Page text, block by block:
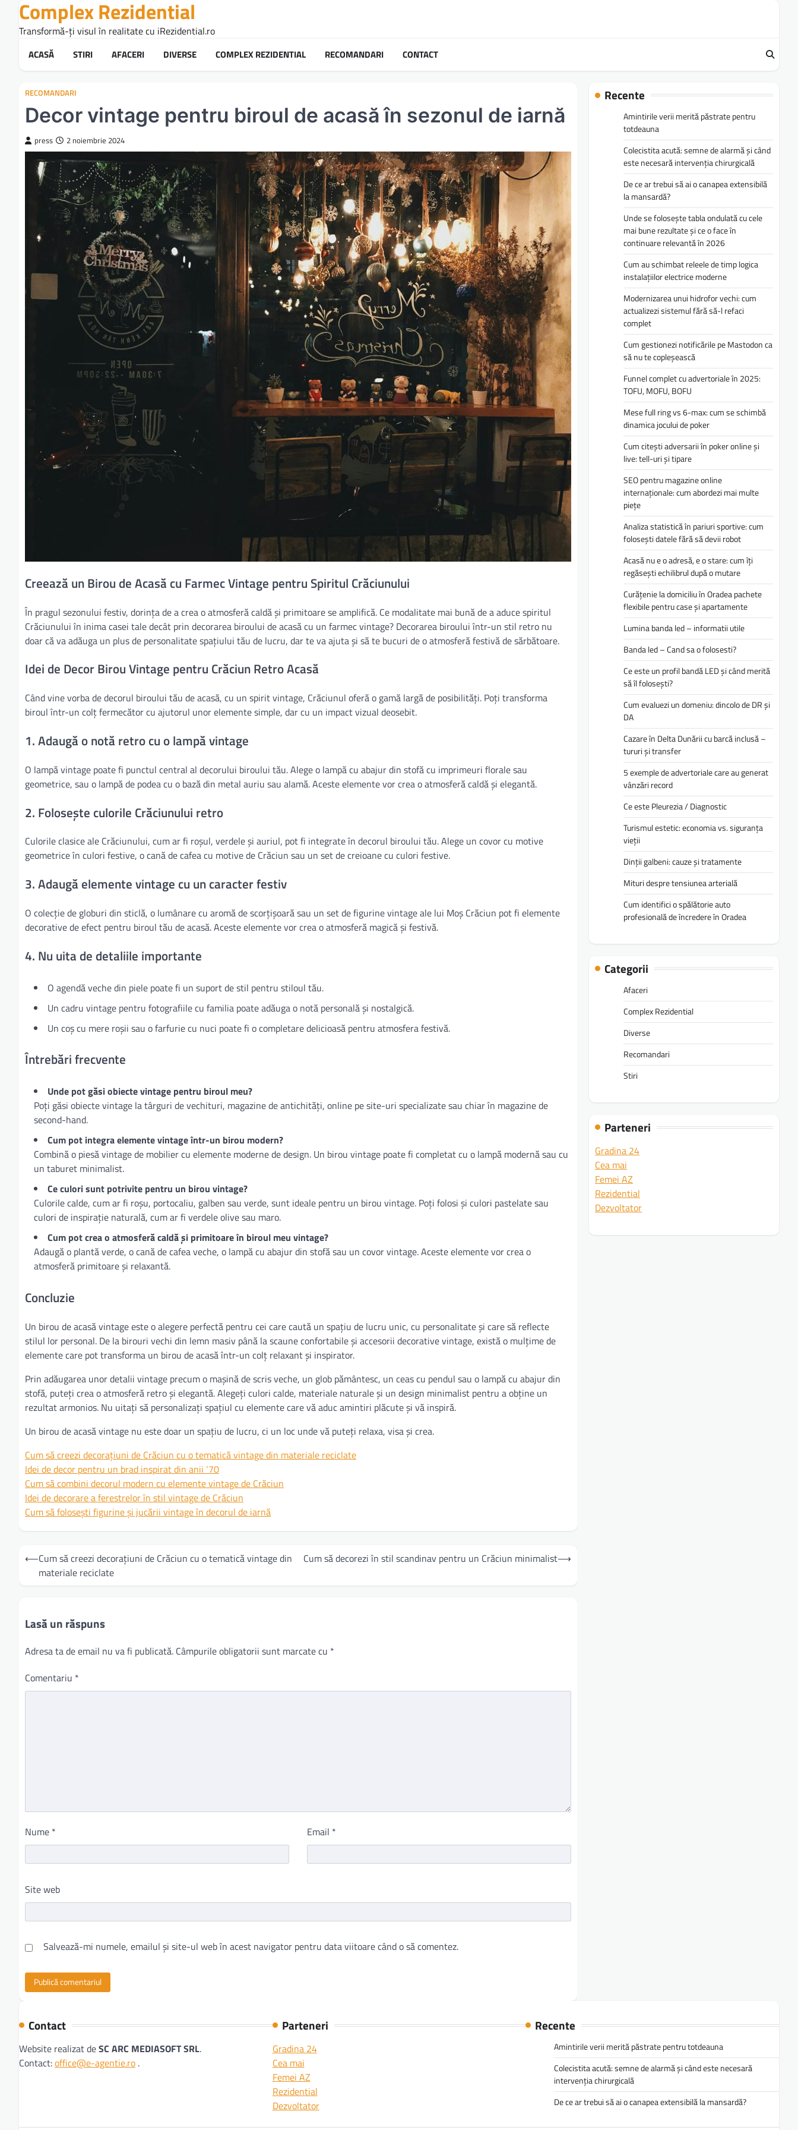
content
Complex Rezidential
Transformă-ți visul în realitate cu iRezidential.ro
ACASĂ STIRI AFACERI DIVERSE COMPLEX REZIDENTIAL RECOMANDARI CONTACT
RECOMANDARI
Decor vintage pentru biroul de acasă în sezonul de iarnă
press 2 noiembrie 2024
Creează un Birou de Acasă cu Farmec Vintage pentru Spiritul Crăciunului
În pragul sezonului festiv, dorința de a crea o atmosferă caldă și primitoare se amplifică. Ce modalitate mai bună de a aduce spiritul
Crăciunului în inima casei tale decât prin decorarea biroului de acasă cu un farmec vintage? Decorarea biroului într-un stil retro nu
doar că va adăuga un plus de personalitate spațiului tău de lucru, dar te va ajuta și să te bucuri de o atmosferă festivă de sărbătoare.
Idei de Decor Birou Vintage pentru Crăciun Retro Acasă
Când vine vorba de decorul biroului tău de acasă, cu un spirit vintage, Crăciunul oferă o gamă largă de posibilități. Poți transforma
biroul într-un colț fermecător cu ajutorul unor elemente simple, dar cu un impact vizual deosebit.
1. Adaugă o notă retro cu o lampă vintage
O lampă vintage poate fi punctul central al decorului biroului tău. Alege o lampă cu abajur din stofă cu imprimeuri florale sau
geometrice, sau o lampă de podea cu o bază din metal auriu sau alamă. Aceste elemente vor crea o atmosferă caldă și elegantă.
2. Folosește culorile Crăciunului retro
Culorile clasice ale Crăciunului, cum ar fi roșul, verdele și auriul, pot fi integrate în decorul biroului tău. Alege un covor cu motive
geometrice în culori festive, o cană de cafea cu motive de Crăciun sau un set de creioane cu culori festive.
3. Adaugă elemente vintage cu un caracter festiv
O colecție de globuri din sticlă, o lumânare cu aromă de scorțișoară sau un set de figurine vintage ale lui Moș Crăciun pot fi elemente
decorative de efect pentru biroul tău de acasă. Aceste elemente vor crea o atmosferă magică și festivă.
4. Nu uita de detaliile importante
O agendă veche din piele poate fi un suport de stil pentru stiloul tău.
Un cadru vintage pentru fotografiile cu familia poate adăuga o notă personală și nostalgică.
Un coș cu mere roșii sau o farfurie cu nuci poate fi o completare delicioasă pentru atmosfera festivă.
Întrebări frecvente
Unde pot găsi obiecte vintage pentru biroul meu?
Poți găsi obiecte vintage la târguri de vechituri, magazine de antichități, online pe site-uri specializate sau chiar în magazine de
second-hand.
Cum pot integra elemente vintage într-un birou modern?
Combină o piesă vintage de mobilier cu elemente moderne de design. Un birou vintage poate fi completat cu o lampă modernă sau cu
un taburet minimalist.
Ce culori sunt potrivite pentru un birou vintage?
Culorile calde, cum ar fi roșu, portocaliu, galben sau verde, sunt ideale pentru un birou vintage. Poți folosi și culori pastelate sau
culori de inspirație naturală, cum ar fi verdele olive sau maro.
Cum pot crea o atmosferă caldă și primitoare în biroul meu vintage?
Adaugă o plantă verde, o cană de cafea veche, o lampă cu abajur din stofă sau un covor vintage. Aceste elemente vor crea o
atmosferă primitoare și relaxantă.
Concluzie
Un birou de acasă vintage este o alegere perfectă pentru cei care caută un spațiu de lucru unic, cu personalitate și care să reflecte
stilul lor personal. De la birouri vechi din lemn masiv până la scaune confortabile și accesorii decorative vintage, există o mulțime de
elemente care pot transforma un birou de acasă într-un colț relaxant și inspirator.
Prin adăugarea unor detalii vintage precum o mașină de scris veche, un glob pământesc, un ceas cu pendul sau o lampă cu abajur din
stofă, puteți crea o atmosferă retro și elegantă. Alegeți culori calde, materiale naturale și un design minimalist pentru a obține un
rezultat armonios. Nu uitați să personalizați spațiul cu elemente care vă aduc amintiri plăcute și vă inspiră.
Un birou de acasă vintage nu este doar un spațiu de lucru, ci un loc unde vă puteți relaxa, visa și crea.
Cum să creezi decorațiuni de Crăciun cu o tematică vintage din materiale reciclate
Idei de decor pentru un brad inspirat din anii ‘70
Cum să combini decorul modern cu elemente vintage de Crăciun
Idei de decorare a ferestrelor în stil vintage de Crăciun
Cum să folosești figurine și jucării vintage în decorul de iarnă
Navigare
articole
⟵Cum să creezi decorațiuni de Crăciun cu o tematică vintage din
materiale reciclate
Cum să decorezi în stil scandinav pentru un Crăciun minimalist⟶
Lasă un răspuns
Adresa ta de email nu va fi publicată. Câmpurile obligatorii sunt marcate cu *
Comentariu *
Nume * Email *
Site web
Salvează-mi numele, emailul și site-ul web în acest navigator pentru data viitoare când o să comentez.
Recente
Amintirile verii merită păstrate pentru
totdeauna
Colecistita acută: semne de alarmă și când
este necesară intervenția chirurgicală
De ce ar trebui să ai o canapea extensibilă
la mansardă?
Unde se folosește tabla ondulată cu cele
mai bune rezultate și ce o face în
continuare relevantă în 2026
Cum au schimbat releele de timp logica
instalațiilor electrice moderne
Modernizarea unui hidrofor vechi: cum
actualizezi sistemul fără să-l refaci
complet
Cum gestionezi notificările pe Mastodon ca
să nu te copleșească
Funnel complet cu advertoriale în 2025:
TOFU, MOFU, BOFU
Mese full ring vs 6-max: cum se schimbă
dinamica jocului de poker
Cum citești adversarii în poker online și
live: tell-uri și tipare
SEO pentru magazine online
internaționale: cum abordezi mai multe
piețe
Analiza statistică în pariuri sportive: cum
folosești datele fără să devii robot
Acasă nu e o adresă, e o stare: cum îți
regăsești echilibrul după o mutare
Curățenie la domiciliu în Oradea pachete
flexibile pentru case și apartamente
Lumina banda led – informatii utile
Banda led – Cand sa o folosesti?
Ce este un profil bandă LED și când merită
să îl folosești?
Cum evaluezi un domeniu: dincolo de DR și
DA
Cazare în Delta Dunării cu barcă inclusă –
tururi și transfer
5 exemple de advertoriale care au generat
vânzări record
Ce este Pleurezia / Diagnostic
Turismul estetic: economia vs. siguranța
vieții
Dinții galbeni: cauze și tratamente
Mituri despre tensiunea arterială
Cum identifici o spălătorie auto
profesională de încredere în Oradea
Categorii
Afaceri
Complex Rezidential
Diverse
Recomandari
Stiri
Parteneri
Gradina 24
Cea mai
Femei AZ
Rezidential
Dezvoltator
Contact
Website realizat deSC ARC MEDIASOFT SRL.
Contact:office@e-agentie.ro .
Parteneri
Gradina 24
Cea mai
Femei AZ
Rezidential
Dezvoltator
Recente
Amintirile verii merită păstrate pentru totdeauna
Colecistita acută: semne de alarmă și când este necesară
intervenția chirurgicală
De ce ar trebui să ai o canapea extensibilă la mansardă?